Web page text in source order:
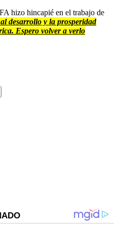
hizo hincapié en el trabajo de
desarrollo y la prosperidad
Espero volver a verlo